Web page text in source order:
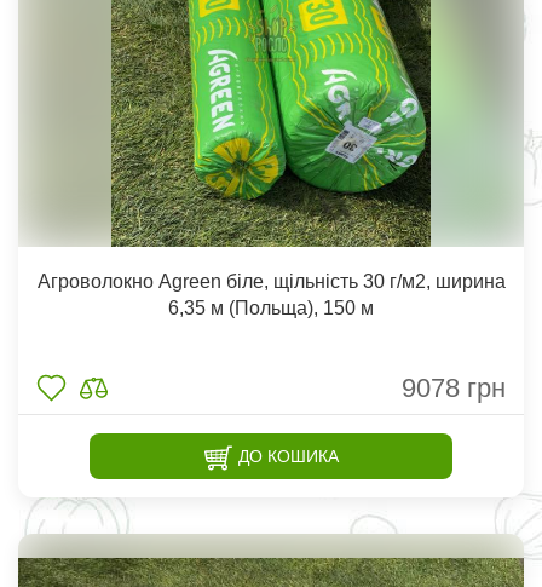
Агроволокно Agreen біле, щільність 30 г/м2, ширина
6,35 м (Польща), 150 м
9078 грн
ДО КОШИКА